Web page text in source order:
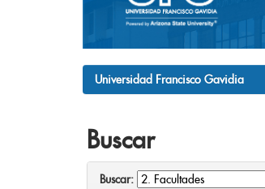
Universidad Francisco Gavidia
Buscar
Buscar: